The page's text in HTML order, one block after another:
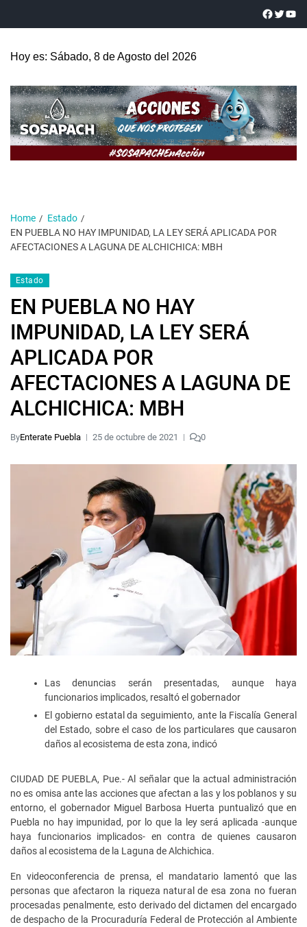
Hoy es: Sábado, 8 de Agosto del 2026
Home
Estado
EN PUEBLA NO HAY IMPUNIDAD, LA LEY SERÁ APLICADA POR
AFECTACIONES A LAGUNA DE ALCHICHICA: MBH
Estado
EN PUEBLA NO HAY
IMPUNIDAD, LA LEY SERÁ
APLICADA POR
AFECTACIONES A LAGUNA DE
ALCHICHICA: MBH
ByEnterate Puebla 25 de octubre de 2021 0
Las denuncias serán presentadas, aunque haya
funcionarios implicados, resaltó el gobernador
El gobierno estatal da seguimiento, ante la Fiscalía General
del Estado, sobre el caso de los particulares que causaron
daños al ecosistema de esta zona, indicó
CIUDAD DE PUEBLA, Pue.- Al señalar que la actual administración
no es omisa ante las acciones que afectan a las y los poblanos y su
entorno, el gobernador Miguel Barbosa Huerta puntualizó que en
Puebla no hay impunidad, por lo que la ley será aplicada -aunque
haya funcionarios implicados- en contra de quienes causaron
daños al ecosistema de la Laguna de Alchichica.
En videoconferencia de prensa, el mandatario lamentó que las
personas que afectaron la riqueza natural de esa zona no fueran
procesadas penalmente, esto derivado del dictamen del encargado
de despacho de la Procuraduría Federal de Protección al Ambiente